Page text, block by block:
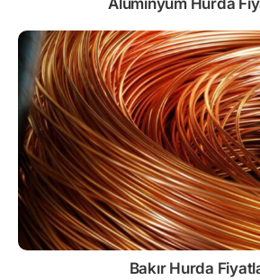
Alüminyum Hurda
Bakır Hurda